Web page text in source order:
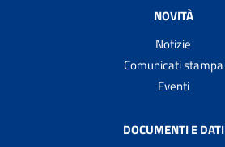
NOVITÀ
Notizie
Comunicati stampa
Eventi
DOCUMENTI E DATI